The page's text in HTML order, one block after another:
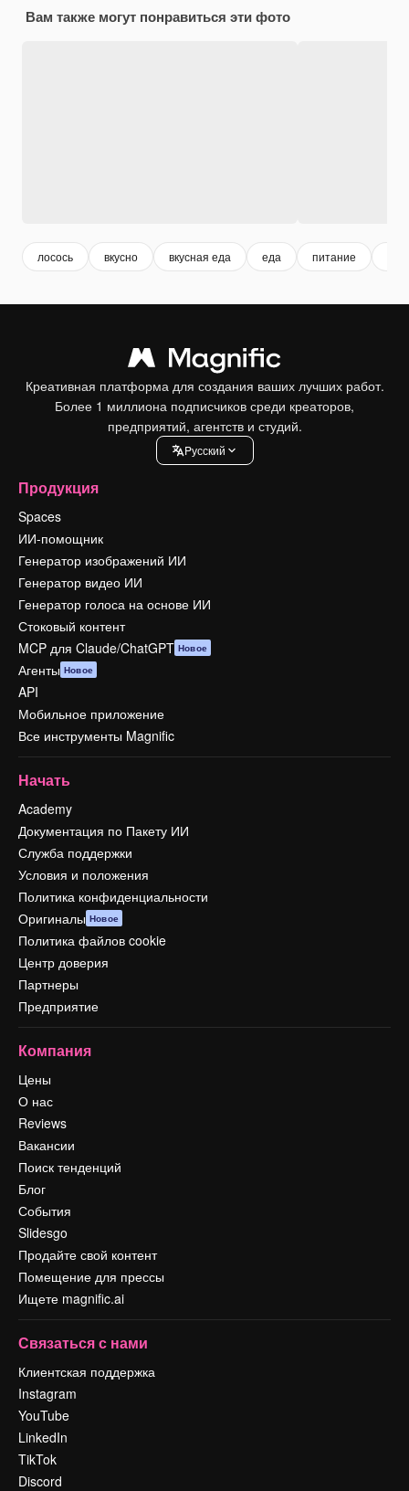
Вам также могут понравиться эти фото
лосось вкусно вкусная еда еда питание
Креативная платформа для создания ваших лучших работ.
Более 1 миллиона подписчиков среди креаторов,
предприятий, агентств и студий.
Pусский
Продукция
Spaces
ИИ-помощник
Генератор изображений ИИ
Генератор видео ИИ
Генератор голоса на основе ИИ
Стоковый контент
MCP для Claude/ChatGPT Новое
Агенты Новое
API
Мобильное приложение
Все инструменты Magnific
Начать
Academy
Документация по Пакету ИИ
Служба поддержки
Условия и положения
Политика конфиденциальности
Оригиналы Новое
Политика файлов cookie
Центр доверия
Партнеры
Предприятие
Компания
Цены
О нас
Reviews
Вакансии
Поиск тенденций
Блог
События
Slidesgo
Продайте свой контент
Помещение для прессы
Ищете magnific.ai
Связаться с нами
Клиентская поддержка
Instagram
YouTube
LinkedIn
TikTok
Discord